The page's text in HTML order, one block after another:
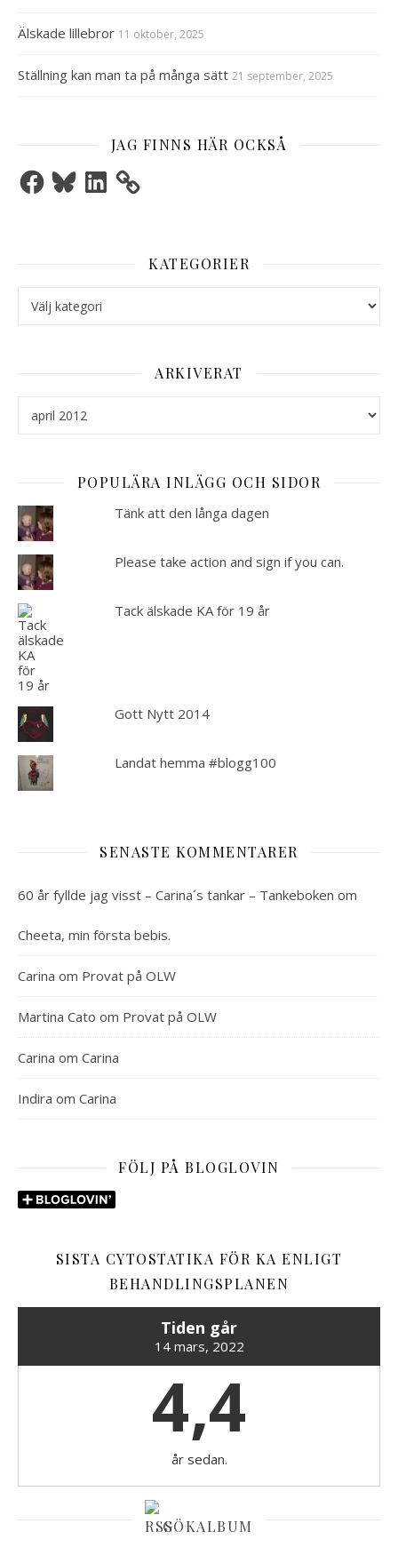
Älskade lillebror 11 oktober, 2025
Ställning kan man ta på många sätt 21 september, 2025
JAG FINNS HÄR OCKSÅ
FacebookBlueskyLinkedIn
KATEGORIER
ARKIVERAT
POPULÄRA INLÄGG OCH SIDOR
Tänk att den långa dagen
Please take action and sign if you can.
Tack älskade KA för 19 år
Gott Nytt 2014
Landat hemma #blogg100
SENASTE KOMMENTARER
60 år fyllde jag visst – Carina´s tankar – Tankeboken om
Cheeta, min första bebis.
Carina om Provat på OLW
Martina Cato om Provat på OLW
Carina om Carina
Indira om Carina
FÖLJ PÅ BLOGLOVIN
SISTA CYTOSTATIKA FÖR KA ENLIGT
BEHANDLINGSPLANEN
Tiden går
14 mars, 2022
4,4
år sedan.
GÖKALBUM